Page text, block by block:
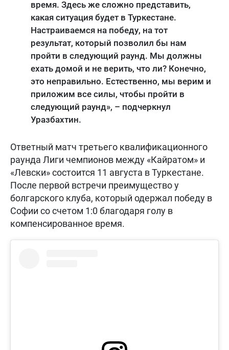
время. Здесь же сложно представить,
какая ситуация будет в Туркестане.
Настраиваемся на победу, на тот
результат, который позволил бы нам
пройти в следующий раунд. Мы должны
ехать домой и не верить, что ли? Конечно,
это неправильно. Естественно, мы верим и
приложим все силы, чтобы пройти в
следующий раунд», – подчеркнул
Уразбахтин.
Ответный матч третьего квалификационного
раунда Лиги чемпионов между «Кайратом» и
«Левски» состоится 11 августа в Туркестане.
После первой встречи преимущество у
болгарского клуба, который одержал победу в
Софии со счетом 1:0 благодаря голу в
компенсированное время.